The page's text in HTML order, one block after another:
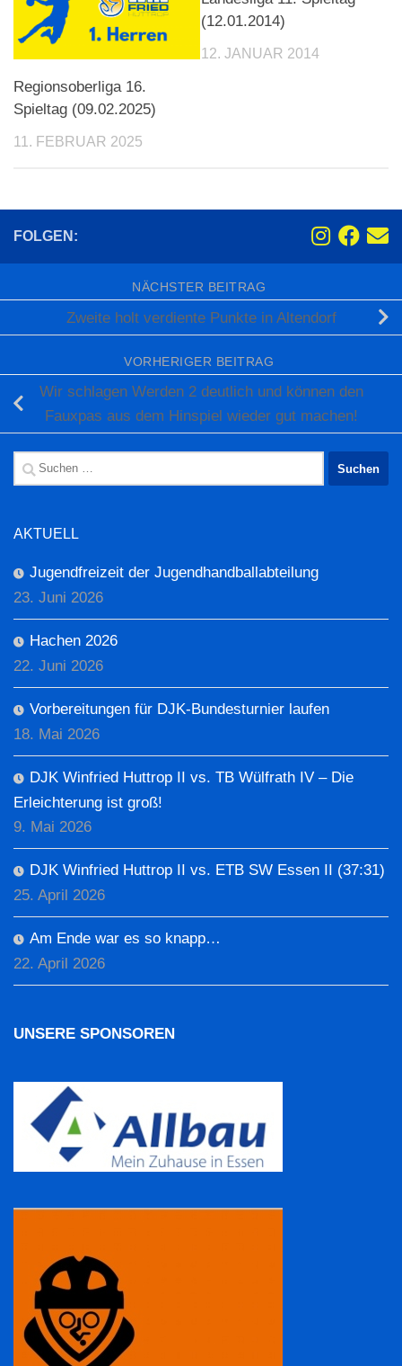
Regionsoberliga 16.
Spieltag (09.02.2025)
11. FEBRUAR 2025
(12.01.2014)
12. JANUAR 2014
FOLGEN:
NÄCHSTER BEITRAG
Zweite holt verdiente Punkte in Altendorf
VORHERIGER BEITRAG
Wir schlagen Werden 2 deutlich und können den
Fauxpas aus dem Hinspiel wieder gut machen!
Suchen
nach:
AKTUELL
Jugendfreizeit der Jugendhandballabteilung
23. Juni 2026
Hachen 2026
22. Juni 2026
Vorbereitungen für DJK-Bundesturnier laufen
18. Mai 2026
DJK Winfried Huttrop II vs. TB Wülfrath IV – Die
Erleichterung ist groß!
9. Mai 2026
DJK Winfried Huttrop II vs. ETB SW Essen II (37:31)
25. April 2026
Am Ende war es so knapp…
22. April 2026
UNSERE SPONSOREN